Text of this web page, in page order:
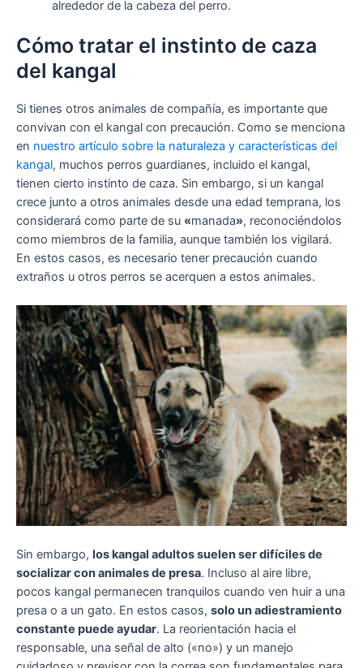
alrededor de la cabeza del perro.
Cómo tratar el instinto de caza
del kangal
Si tienes otros animales de compañía, es importante que
convivan con el kangal con precaución. Como se menciona
en nuestro artículo sobre la naturaleza y características del
kangal, muchos perros guardianes, incluido el kangal,
tienen cierto instinto de caza. Sin embargo, si un kangal
crece junto a otros animales desde una edad temprana, los
considerará como parte de su «manada», reconociéndolos
como miembros de la familia, aunque también los vigilará.
En estos casos, es necesario tener precaución cuando
extraños u otros perros se acerquen a estos animales.
Sin embargo, los kangal adultos suelen ser difíciles de
socializar con animales de presa. Incluso al aire libre,
pocos kangal permanecen tranquilos cuando ven huir a una
presa o a un gato. En estos casos, solo un adiestramiento
constante puede ayudar. La reorientación hacia el
responsable, una señal de alto («no») y un manejo